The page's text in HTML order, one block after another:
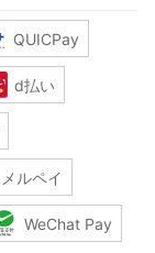
QUICPay
d払い
メルペイ
WeChat Pay